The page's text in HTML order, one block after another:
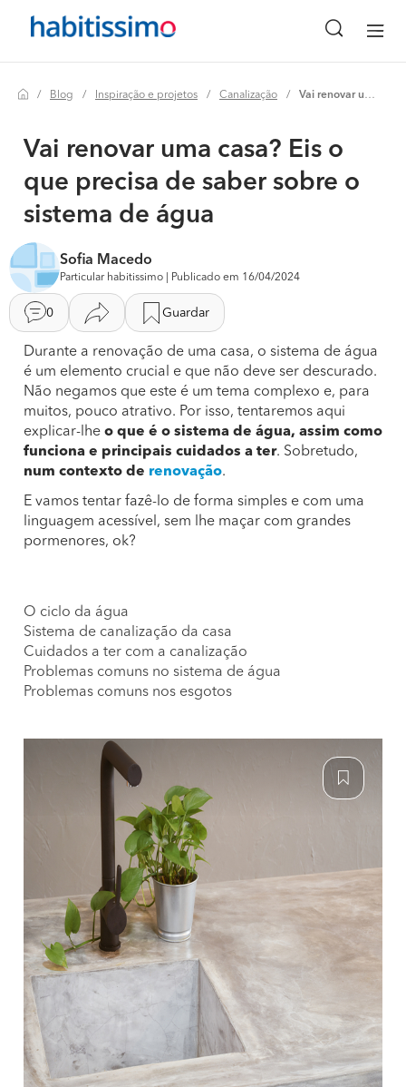
Blog Inspiração e projetos Canalização Vai renovar uma casa? eis o que precisa de saber sobre o sistema de água
Vai renovar uma casa? Eis o
que precisa de saber sobre o
sistema de água
Sofia Macedo
Particular habitissimo | Publicado em 16/04/2024
0 Guardar
Durante a renovação de uma casa, o sistema de água
é um elemento crucial e que não deve ser descurado.
Não negamos que este é um tema complexo e, para
muitos, pouco atrativo. Por isso, tentaremos aqui
explicar-lhe o que é o sistema de água, assim como
funciona e principais cuidados a ter. Sobretudo,
num contexto de renovação.
E vamos tentar fazê-lo de forma simples e com uma
linguagem acessível, sem lhe maçar com grandes
pormenores, ok?
O ciclo da água
Sistema de canalização da casa
Cuidados a ter com a canalização
Problemas comuns no sistema de água
Problemas comuns nos esgotos